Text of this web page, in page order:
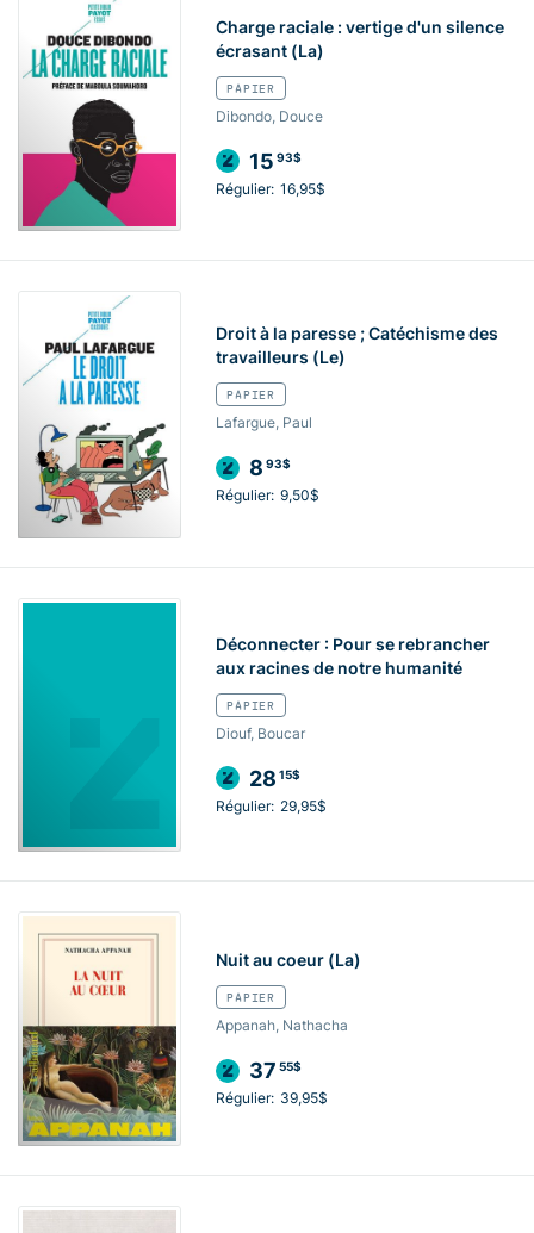
Charge raciale : vertige d'un silence
écrasant (La)
PAPIER
Dibondo, Douce
15 93$
Régulier: 16,95$
Droit à la paresse ; Catéchisme des
travailleurs (Le)
PAPIER
Lafargue, Paul
8 93$
Régulier: 9,50$
Déconnecter : Pour se rebrancher
aux racines de notre humanité
PAPIER
Diouf, Boucar
28 15$
Régulier: 29,95$
Nuit au coeur (La)
PAPIER
Appanah, Nathacha
37 55$
Régulier: 39,95$